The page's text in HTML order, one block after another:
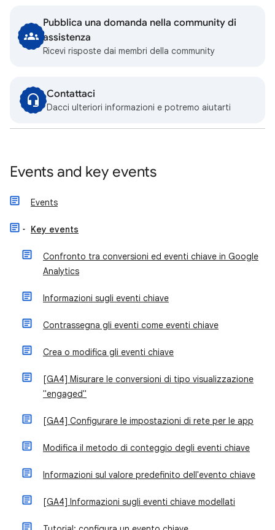
Pubblica una domanda nella community di
assistenza
Ricevi risposte dai membri della community
Contattaci
Dacci ulteriori informazioni e potremo aiutarti
Events and key events
Events
Key events
Confronto tra conversioni ed eventi chiave in Google
Analytics
Informazioni sugli eventi chiave
Contrassegna gli eventi come eventi chiave
Crea o modifica gli eventi chiave
[GA4] Misurare le conversioni di tipo visualizzazione
"engaged"
[GA4] Configurare le impostazioni di rete per le app
Modifica il metodo di conteggio degli eventi chiave
Informazioni sul valore predefinito dell'evento chiave
[GA4] Informazioni sugli eventi chiave modellati